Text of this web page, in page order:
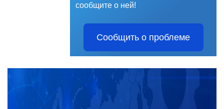
сообщите о ней!
Сообщить о проблеме